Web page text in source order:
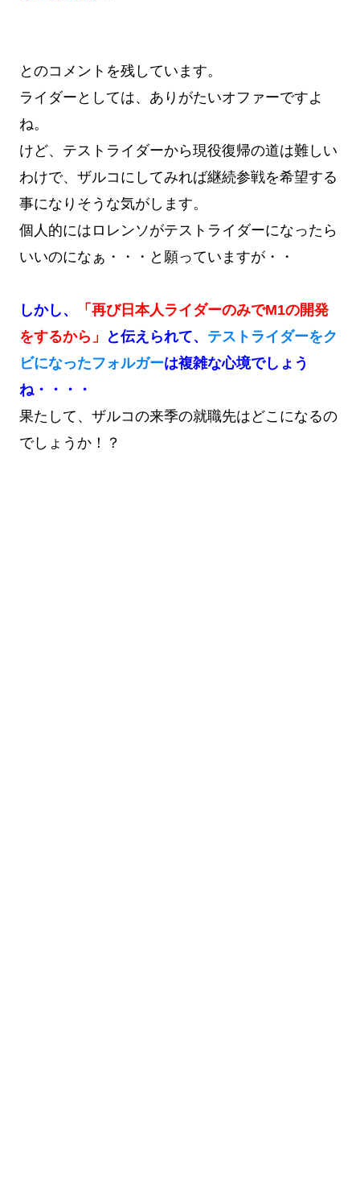
とのコメントを残しています。
ライダーとしては、ありがたいオファーですよ
ね。
けど、テストライダーから現役復帰の道は難しい
わけで、ザルコにしてみれば継続参戦を希望する
事になりそうな気がします。
個人的にはロレンソがテストライダーになったら
いいのになぁ・・・と願っていますが・・
しかし、
「再び日本人ライダーのみでM1の開発
をするから」
と伝えられて、 テストライダーをク
ビになったフォルガーは複雑な心境でしょう
ね・・・・
果たして、ザルコの来季の就職先はどこになるの
でしょうか！？